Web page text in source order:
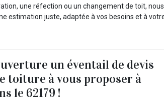
une réfection ou un changement de toit, nous
estimation juste, adaptée à vos besoins et à
un éventail de devis
toiture à vous proposer à
le 62179 !